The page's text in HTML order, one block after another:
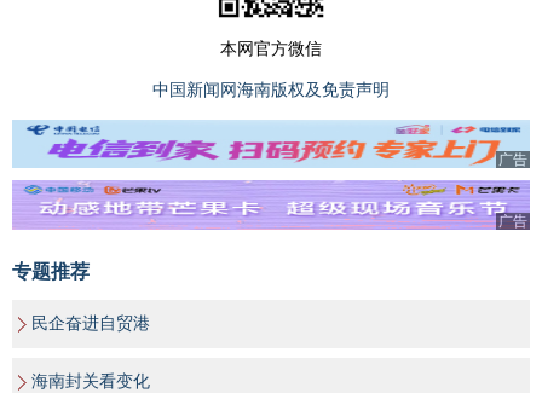
本网官方微信
中国新闻网海南版权及免责声明
广告
广告
专题推荐
民企奋进自贸港
海南封关看变化